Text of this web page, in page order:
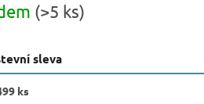
(>5 ks)
sleva
ks